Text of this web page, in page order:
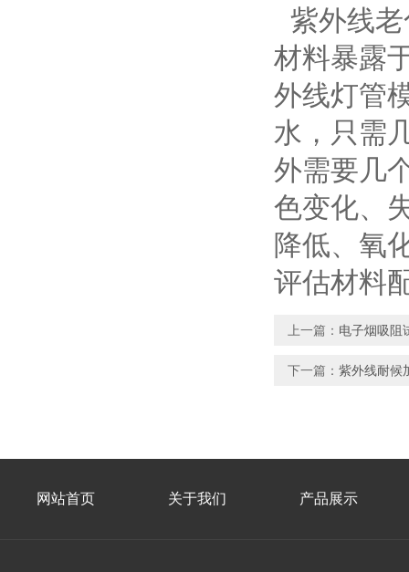
紫外线
材料暴露
外线灯管
水，只需
外需要几
色变化、
降低、氧
评估材料
上一篇： 电子烟吸阻
下一篇： 紫外线耐候
网站首页 关于我们 产品展示